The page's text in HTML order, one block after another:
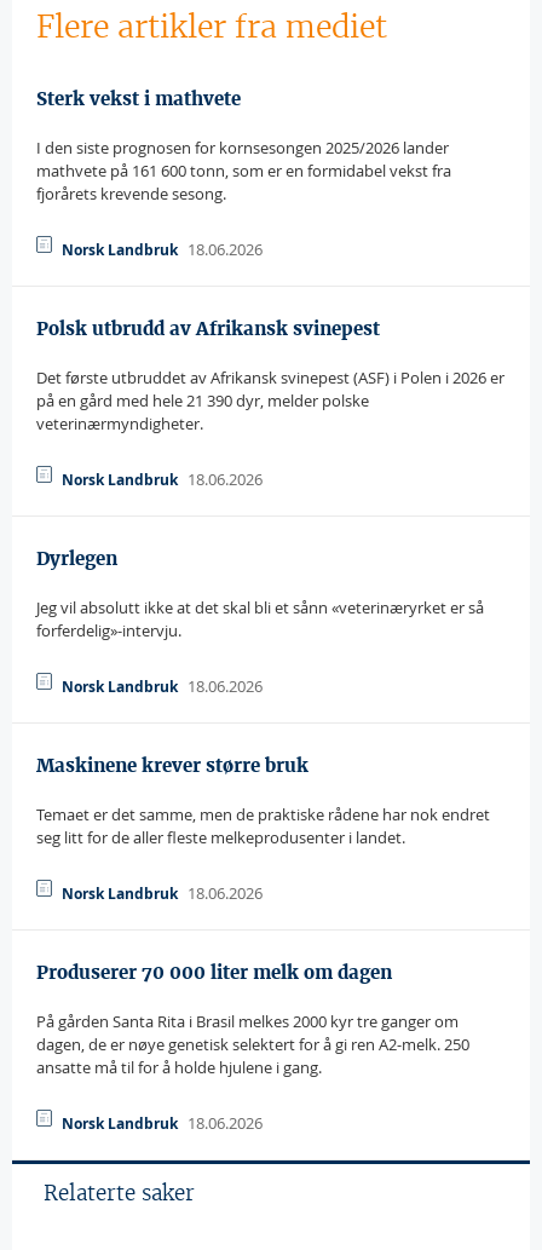
Flere artikler fra mediet
Sterk vekst i mathvete
I den siste prognosen for kornsesongen 2025/2026 lander
mathvete på 161 600 tonn, som er en formidabel vekst fra
fjorårets krevende sesong.
Norsk Landbruk 18.06.2026
Polsk utbrudd av Afrikansk svinepest
Det første utbruddet av Afrikansk svinepest (ASF) i Polen i 2026 er
på en gård med hele 21 390 dyr, melder polske
veterinærmyndigheter.
Norsk Landbruk 18.06.2026
Dyrlegen
Jeg vil absolutt ikke at det skal bli et sånn «veterinæryrket er så
forferdelig»-intervju.
Norsk Landbruk 18.06.2026
Maskinene krever større bruk
Temaet er det samme, men de praktiske rådene har nok endret
seg litt for de aller fleste melkeprodusenter i landet.
Norsk Landbruk 18.06.2026
Produserer 70 000 liter melk om dagen
På gården Santa Rita i Brasil melkes 2000 kyr tre ganger om
dagen, de er nøye genetisk selektert for å gi ren A2-melk. 250
ansatte må til for å holde hjulene i gang.
Norsk Landbruk 18.06.2026
Relaterte saker